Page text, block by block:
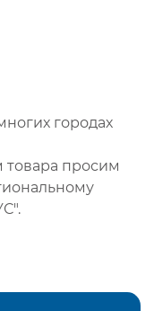
городах
товара просим